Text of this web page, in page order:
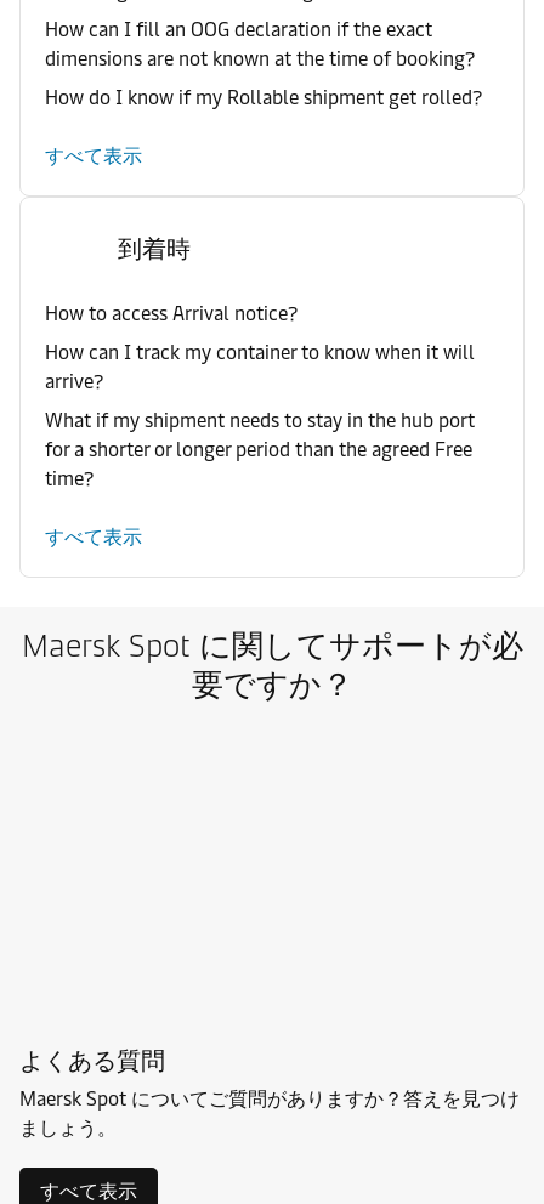
How can I fill an OOG declaration if the exact
dimensions are not known at the time of booking?
How do I know if my Rollable shipment get rolled?
すべて表示
到着時
How to access Arrival notice?
How can I track my container to know when it will
arrive?
What if my shipment needs to stay in the hub port
for a shorter or longer period than the agreed Free
time?
すべて表示
Maersk Spot に関してサポートが必
要ですか？
よくある質問
Maersk Spot についてご質問がありますか？答えを見つけ
ましょう。
すべて表示